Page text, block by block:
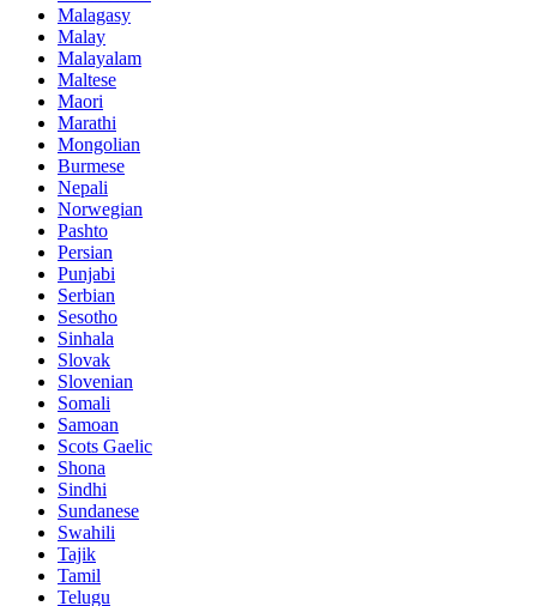
Malagasy
Malay
Malayalam
Maltese
Maori
Marathi
Mongolian
Burmese
Nepali
Norwegian
Pashto
Persian
Punjabi
Serbian
Sesotho
Sinhala
Slovak
Slovenian
Somali
Samoan
Scots Gaelic
Shona
Sindhi
Sundanese
Swahili
Tajik
Tamil
Telugu